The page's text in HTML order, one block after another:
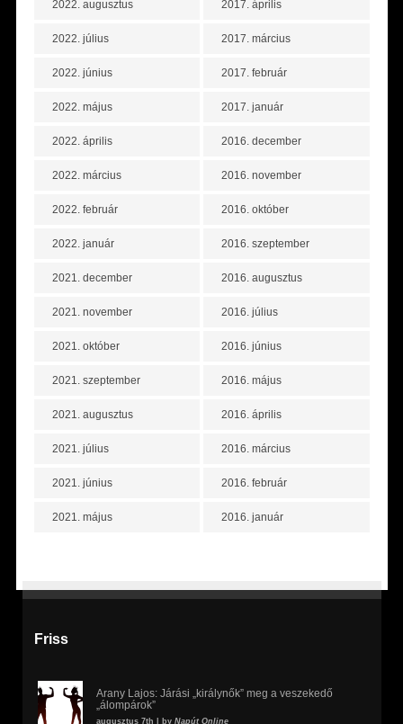
2022. augusztus
2022. július
2022. június
2022. május
2022. április
2022. március
2022. február
2022. január
2021. december
2021. november
2021. október
2021. szeptember
2021. augusztus
2021. július
2021. június
2021. május
2017. április
2017. március
2017. február
2017. január
2016. december
2016. november
2016. október
2016. szeptember
2016. augusztus
2016. július
2016. június
2016. május
2016. április
2016. március
2016. február
2016. január
Friss
Arany Lajos: Járási „királynők” meg a veszekedő
„álompárok”
augusztus 7th | by Napút Online